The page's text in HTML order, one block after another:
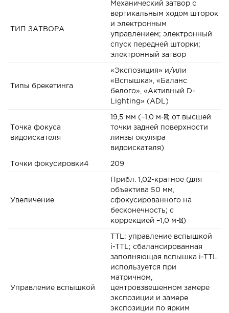
ТИП ЗАТВОРА
Механический затвор с
вертикальным ходом шторок
и электронным
управлением; электронный
спуск передней шторки;
электронный затвор
Типы брекетинга
«Экспозиция» и/или
«Вспышка», «Баланс
белого», «Активный D-
Lighting» (ADL)
Точка фокуса
видоискателя
19,5 мм (–1,0 м-¹; от высшей
точки задней поверхности
линзы окуляра
видоискателя)
Точки фокусировки4 209
Увеличение
Прибл. 1,02-кратное (для
объектива 50 мм,
сфокусированного на
бесконечность; с
коррекцией –1,0 м-¹)
Управление вспышкой
TTL: управление вспышкой
i-TTL; сбалансированная
заполняющая вспышка i-TTL
используется при
матричном,
центровзвешенном замере
экспозиции и замере
экспозиции по ярким